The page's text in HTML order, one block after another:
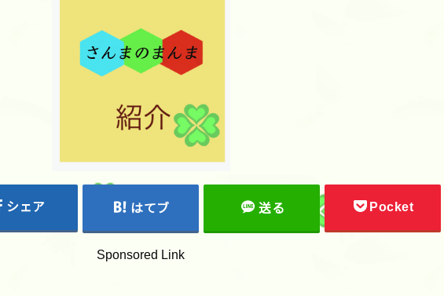
シェア はてブ 送る Pocket
Sponsored Link